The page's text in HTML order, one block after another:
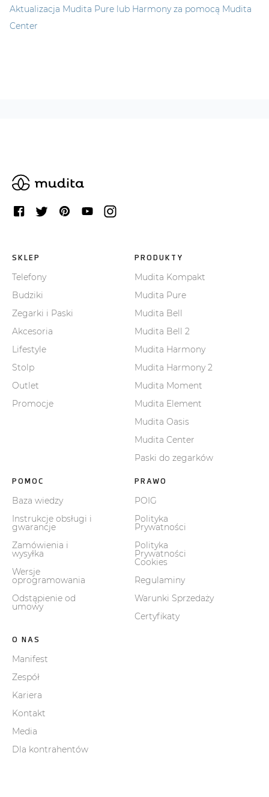
Aktualizacja Mudita Pure lub Harmony za pomocą Mudita
Center
SKLEP
Telefony
Budziki
Zegarki i Paski
Akcesoria
Lifestyle
Stolp
Outlet
Promocje
PRODUKTY
Mudita Kompakt
Mudita Pure
Mudita Bell
Mudita Bell 2
Mudita Harmony
Mudita Harmony 2
Mudita Moment
Mudita Element
Mudita Oasis
Mudita Center
Paski do zegarków
POMOC
Baza wiedzy
Instrukcje obsługi i
gwarancje
Zamówienia i
wysyłka
Wersje
oprogramowania
Odstąpienie od
umowy
PRAWO
POIG
Polityka
Prywatności
Polityka
Prywatności
Cookies
Regulaminy
Warunki Sprzedaży
Certyfikaty
O NAS
Manifest
Zespół
Kariera
Kontakt
Media
Dla kontrahentów